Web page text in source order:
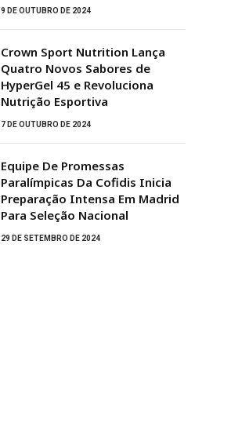
9 DE OUTUBRO DE 2024
Crown Sport Nutrition Lança
Quatro Novos Sabores de
HyperGel 45 e Revoluciona
Nutrição Esportiva
7 DE OUTUBRO DE 2024
Equipe De Promessas
Paralímpicas Da Cofidis Inicia
Preparação Intensa Em Madrid
Para Seleção Nacional
29 DE SETEMBRO DE 2024